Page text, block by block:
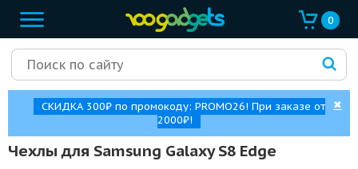
0
СКИДКА 300₽ по промокоду: PROMO26! При заказе от
2000₽!
✖
Чехлы для Samsung Galaxy S8 Edge